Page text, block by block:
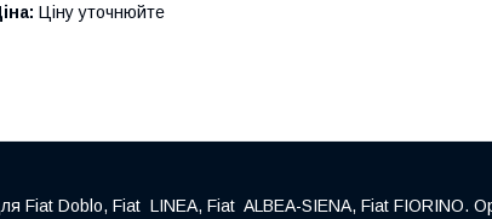
Ціну уточнюйте
Doblo, Fiat LINEA, Fiat ALBEA-SIENA, Fiat FIORINO.